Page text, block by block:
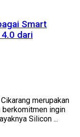
Smart
dari
merupakan
ingin
Silicon ...